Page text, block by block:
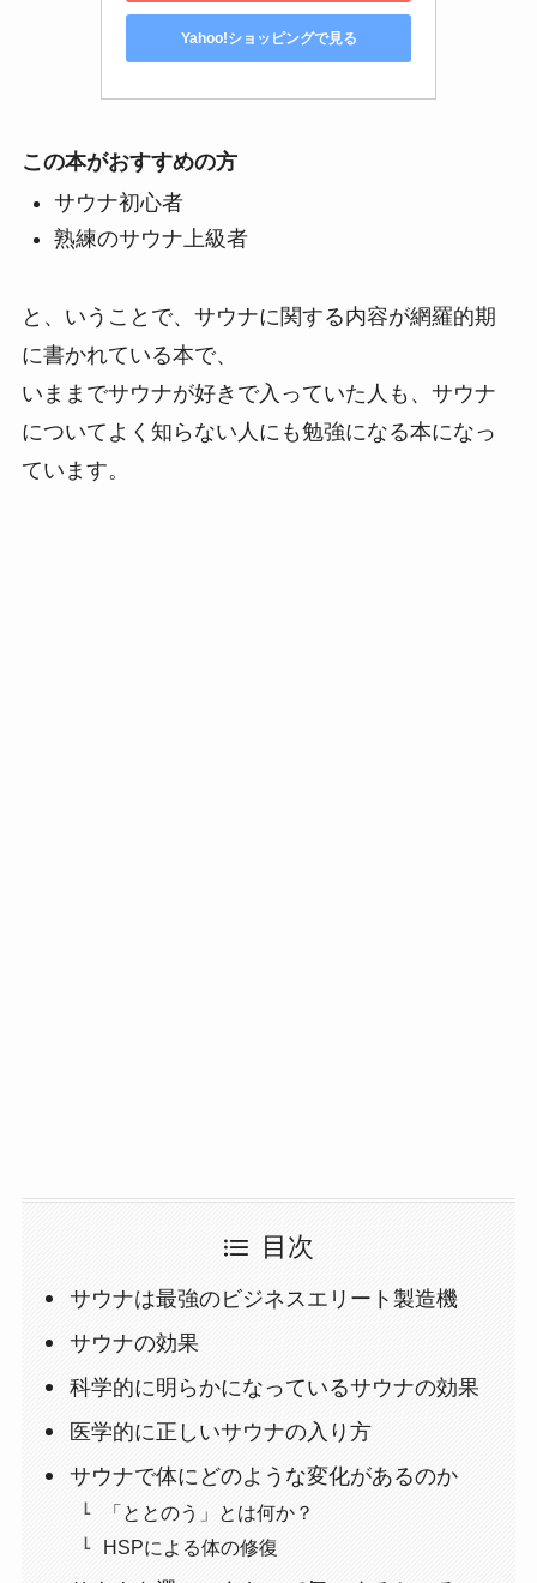
Yahoo!ショッピングで見る
この本がおすすめの方
サウナ初心者
熟練のサウナ上級者
と、いうことで、サウナに関する内容が網羅的期
に書かれている本で、
いままでサウナが好きで入っていた人も、サウナ
についてよく知らない人にも勉強になる本になっ
ています。
目次
サウナは最強のビジネスエリート製造機
サウナの効果
科学的に明らかになっているサウナの効果
医学的に正しいサウナの入り方
サウナで体にどのような変化があるのか
「ととのう」とは何か？
HSPによる体の修復